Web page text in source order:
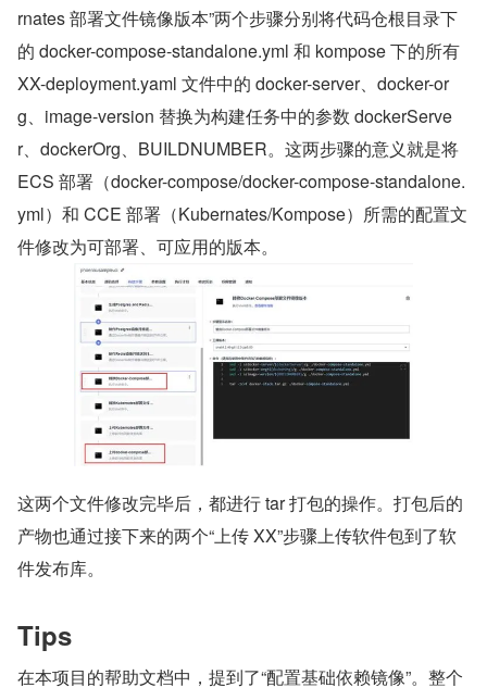
rnates 部署文件镜像版本”两个步骤分别将代码仓根目录下
的 docker-compose-standalone.yml 和 kompose 下的所有
XX-deployment.yaml 文件中的 docker-server、docker-or
g、image-version 替换为构建任务中的参数 dockerServe
r、dockerOrg、BUILDNUMBER。这两步骤的意义就是将
ECS 部署（docker-compose/docker-compose-standalone.
yml）和 CCE 部署（Kubernates/Kompose）所需的配置文
件修改为可部署、可应用的版本。
这两个文件修改完毕后，都进行 tar 打包的操作。打包后的
产物也通过接下来的两个“上传 XX”步骤上传软件包到了软
件发布库。
Tips
在本项目的帮助文档中，提到了“配置基础依赖镜像”。整个